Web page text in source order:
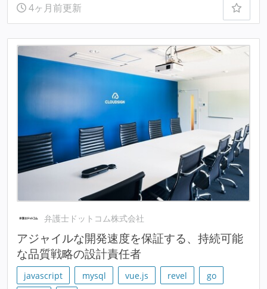
4ヶ月前更新
弁護士ドットコム株式会社
アジャイルな開発速度を保証する、持続可能
な品質戦略の設計責任者
javascript mysql vue.js revel
go